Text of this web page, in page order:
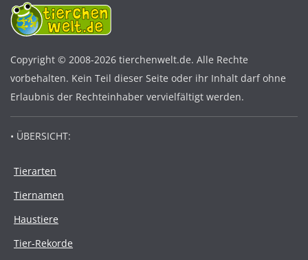
Copyright © 2008-2026 tierchenwelt.de. Alle Rechte
vorbehalten. Kein Teil dieser Seite oder ihr Inhalt darf ohne
Erlaubnis der Rechteinhaber vervielfältigt werden.
• ÜBERSICHT:
Tierarten
Tiernamen
Haustiere
Tier-Rekorde